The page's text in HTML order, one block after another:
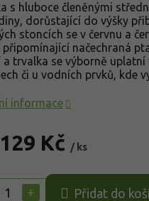
129 Kč / ks
+ Přidat do
s hluboce členěnými
dorůstající do výšky
stoncích se v červnu a
připomínající načechraná
a trvalka se výborně
či u vodních prvků, kde
informace